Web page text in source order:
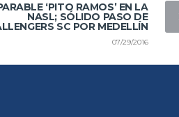
‘PITO RAMOS’ EN LA
NASL; SÓLIDO PASO DE
SC POR MEDELLÍN
07/29/2016